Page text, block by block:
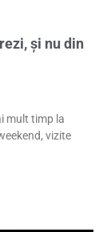
și nu din
mult timp la
vizite